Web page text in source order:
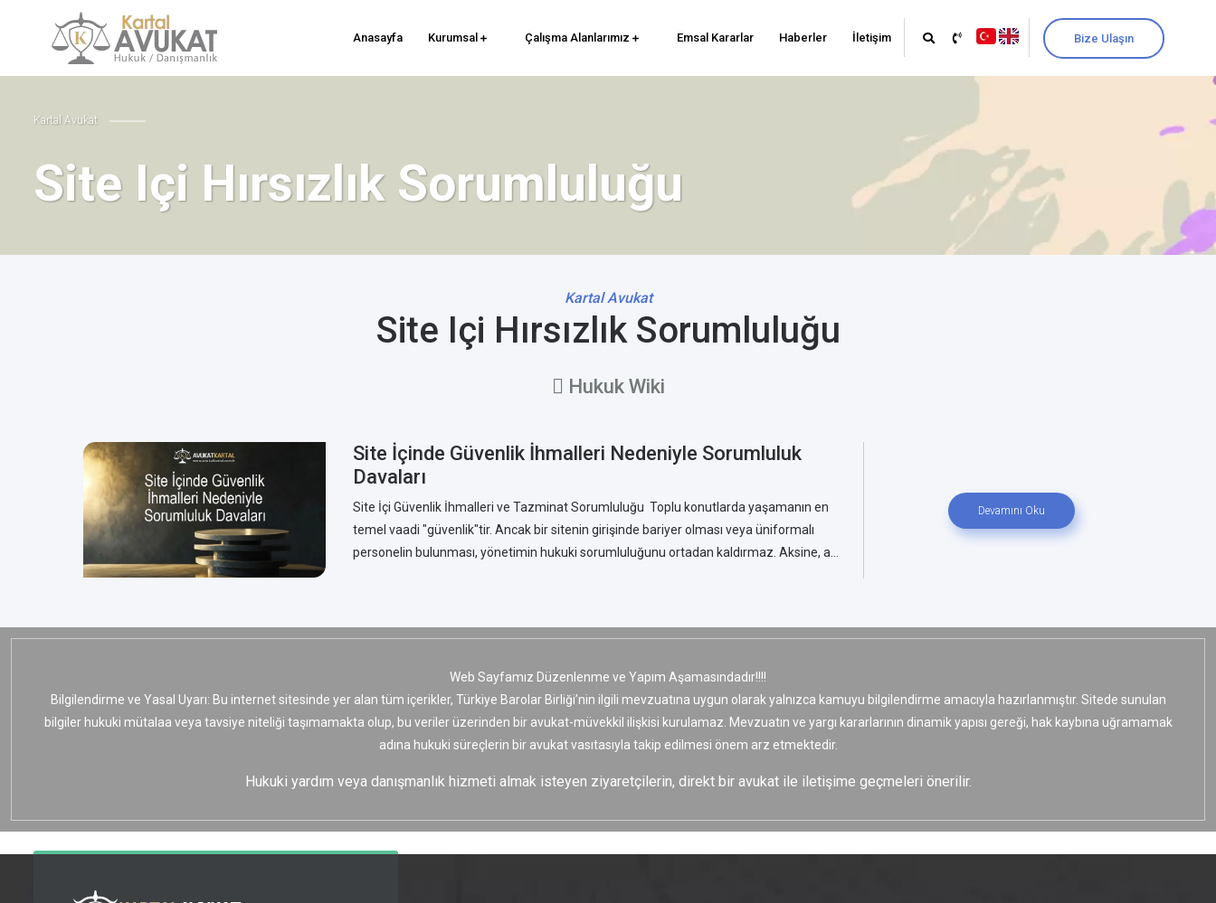
Anasayfa Kurumsal Çalışma Alanlarımız Emsal Kararlar Haberler İletişim Bize Ulaşın
Kartal Avukat
Site Içi Hırsızlık Sorumluluğu
Kartal Avukat
Site Içi Hırsızlık Sorumluluğu
Hukuk Wiki
Site İçinde Güvenlik İhmalleri Nedeniyle Sorumluluk
Davaları
Site İçi Güvenlik İhmalleri ve Tazminat Sorumluluğu Toplu konutlarda yaşamanın en
temel vaadi "güvenlik"tir. Ancak bir sitenin girişinde bariyer olması veya üniformalı
personelin bulunması, yönetimin hukuki sorumluluğunu ortadan kaldırmaz. Aksine, a...
Devamını Oku
Web Sayfamız Düzenlenme ve Yapım Aşamasındadır!!!!
Bilgilendirme ve Yasal Uyarı: Bu internet sitesinde yer alan tüm içerikler, Türkiye Barolar Birliği’nin ilgili mevzuatına uygun olarak yalnızca kamuyu bilgilendirme amacıyla hazırlanmıştır. Sitede sunulan
bilgiler hukuki mütalaa veya tavsiye niteliği taşımamakta olup, bu veriler üzerinden bir avukat-müvekkil ilişkisi kurulamaz. Mevzuatın ve yargı kararlarının dinamik yapısı gereği, hak kaybına uğramamak
adına hukuki süreçlerin bir avukat vasıtasıyla takip edilmesi önem arz etmektedir.
Hukuki yardım veya danışmanlık hizmeti almak isteyen ziyaretçilerin, direkt bir avukat ile iletişime geçmeleri önerilir.